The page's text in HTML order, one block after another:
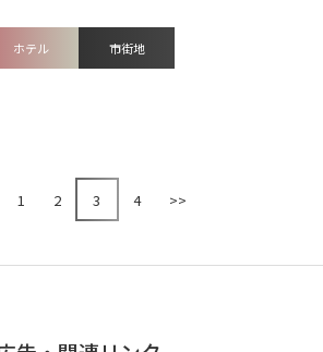
ホテル 市街地
1 2 3 4 >>